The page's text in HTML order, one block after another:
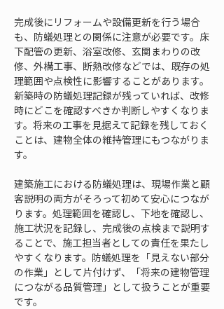
完成後にリフォームや設備更新を行う場合
も、防蟻処理との関係に注意が必要です。床
下配管の更新、浴室改修、玄関まわりの改
修、外構工事、断熱改修などでは、既存の処
理範囲や点検性に影響することがあります。
新築時の防蟻処理記録が残っていれば、改修
時にどこを確認すべきか判断しやすくなりま
す。将来の工事を見据えて記録を残しておく
ことは、建物全体の維持管理にもつながりま
す。
建築施工における防蟻処理は、現場作業と顧
客説明の両方がそろって初めて安心につなが
ります。処理範囲を確認し、下地を確認し、
施工状況を記録し、完成後の点検まで説明す
ることで、施工担当者としての責任を果たし
やすくなります。防蟻処理を「見えない部分
の作業」として片付けず、「将来の建物管理
につながる品質管理」として扱うことが重要
です。